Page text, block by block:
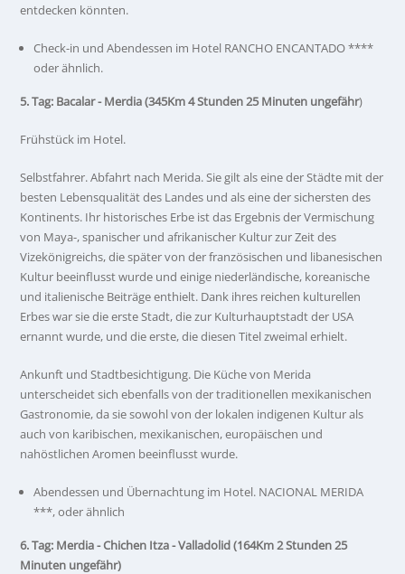
entdecken könnten.
Check-in und Abendessen im Hotel RANCHO ENCANTADO ****
oder ähnlich.
5. Tag: Bacalar - Merdia (345Km 4 Stunden 25 Minuten ungefähr)
Frühstück im Hotel.
Selbstfahrer. Abfahrt nach Merida. Sie gilt als eine der Städte mit der
besten Lebensqualität des Landes und als eine der sichersten des
Kontinents. Ihr historisches Erbe ist das Ergebnis der Vermischung
von Maya-, spanischer und afrikanischer Kultur zur Zeit des
Vizekönigreichs, die später von der französischen und libanesischen
Kultur beeinflusst wurde und einige niederländische, koreanische
und italienische Beiträge enthielt. Dank ihres reichen kulturellen
Erbes war sie die erste Stadt, die zur Kulturhauptstadt der USA
ernannt wurde, und die erste, die diesen Titel zweimal erhielt.
Ankunft und Stadtbesichtigung. Die Küche von Merida
unterscheidet sich ebenfalls von der traditionellen mexikanischen
Gastronomie, da sie sowohl von der lokalen indigenen Kultur als
auch von karibischen, mexikanischen, europäischen und
nahöstlichen Aromen beeinflusst wurde.
Abendessen und Übernachtung im Hotel. NACIONAL MERIDA
***, oder ähnlich
6. Tag: Merdia - Chichen Itza - Valladolid (164Km 2 Stunden 25
Minuten ungefähr)